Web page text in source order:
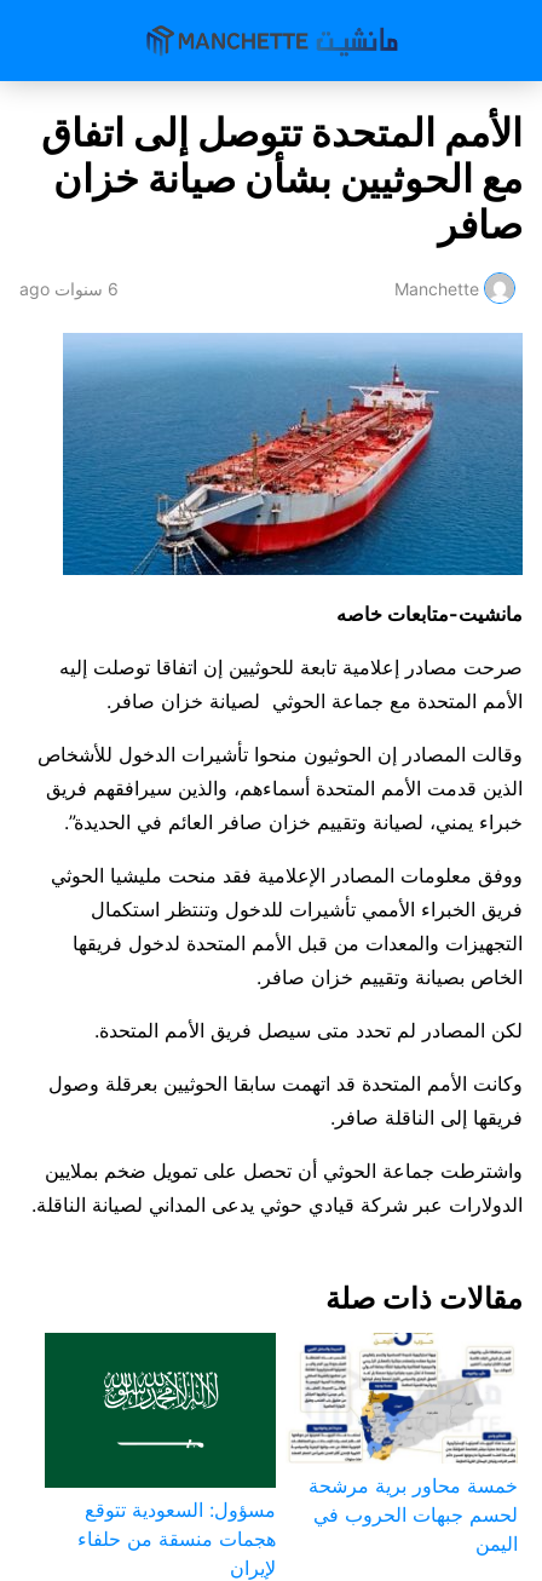
الأمم المتحدة تتوصل إلى اتفاق
مع الحوثيين بشأن صيانة خزان
صافر
Manchette 6 سنوات ago
مانشيت-متابعات خاصه
صرحت مصادر إعلامية تابعة للحوثيين إن اتفاقا توصلت إليه
الأمم المتحدة مع جماعة الحوثي لصيانة خزان صافر.
وقالت المصادر إن الحوثيون منحوا تأشيرات الدخول للأشخاص
الذين قدمت الأمم المتحدة أسماءهم، والذين سيرافقهم فريق
خبراء يمني، لصيانة وتقييم خزان صافر العائم في الحديدة”.
ووفق معلومات المصادر الإعلامية فقد منحت مليشيا الحوثي
فريق الخبراء الأممي تأشيرات للدخول وتنتظر استكمال
التجهيزات والمعدات من قبل الأمم المتحدة لدخول فريقها
الخاص بصيانة وتقييم خزان صافر.
لكن المصادر لم تحدد متى سيصل فريق الأمم المتحدة.
وكانت الأمم المتحدة قد اتهمت سابقا الحوثيين بعرقلة وصول
فريقها إلى الناقلة صافر.
واشترطت جماعة الحوثي أن تحصل على تمويل ضخم بملايين
الدولارات عبر شركة قيادي حوثي يدعى المداني لصيانة الناقلة.
مقالات ذات صلة
خمسة محاور برية مرشحة
لحسم جبهات الحروب في
اليمن
مسؤول: السعودية تتوقع
هجمات منسقة من حلفاء
لإيران